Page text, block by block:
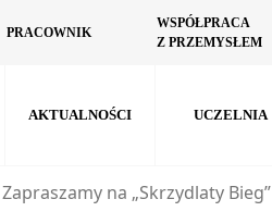
PRACOWNIK
WSPÓŁPRACA
Z PRZEMYSŁEM
AKTUALNOŚCI UCZELNIA
Zapraszamy na „Skrzydlaty Bieg”